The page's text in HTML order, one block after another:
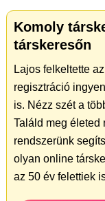
Komoly
társkeresőn
Lajos felkeltette
regisztráció
is. Nézz szét a
Találd meg életed
rendszerünk
olyan online
az 50 év felettiek